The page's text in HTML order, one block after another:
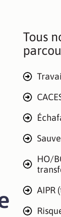
Tous
HO/
AIPR